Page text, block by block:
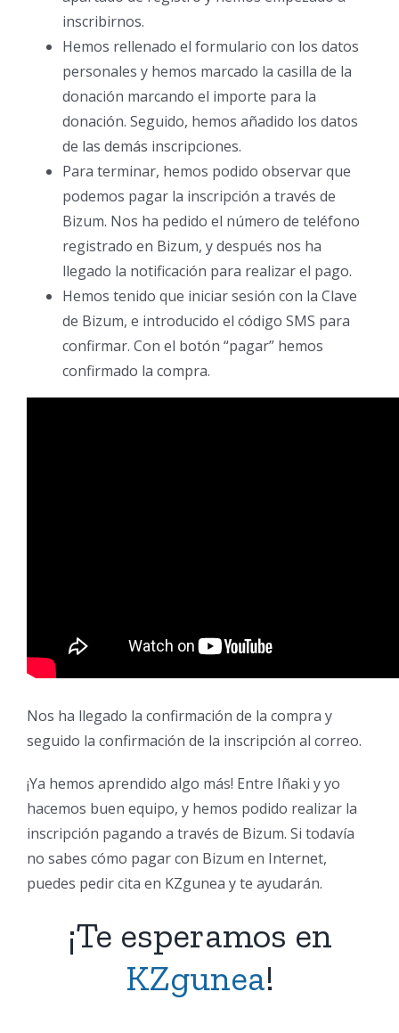
inscribirnos.
Hemos rellenado el formulario con los datos
personales y hemos marcado la casilla de la
donación marcando el importe para la
donación. Seguido, hemos añadido los datos
de las demás inscripciones.
Para terminar, hemos podido observar que
podemos pagar la inscripción a través de
Bizum. Nos ha pedido el número de teléfono
registrado en Bizum, y después nos ha
llegado la notificación para realizar el pago.
Hemos tenido que iniciar sesión con la Clave
de Bizum, e introducido el código SMS para
confirmar. Con el botón “pagar” hemos
confirmado la compra.
Nos ha llegado la confirmación de la compra y
seguido la confirmación de la inscripción al correo.
¡Ya hemos aprendido algo más! Entre Iñaki y yo
hacemos buen equipo, y hemos podido realizar la
inscripción pagando a través de Bizum. Si todavía
no sabes cómo pagar con Bizum en Internet,
puedes pedir cita en KZgunea y te ayudarán.
¡Te esperamos en
KZgunea!